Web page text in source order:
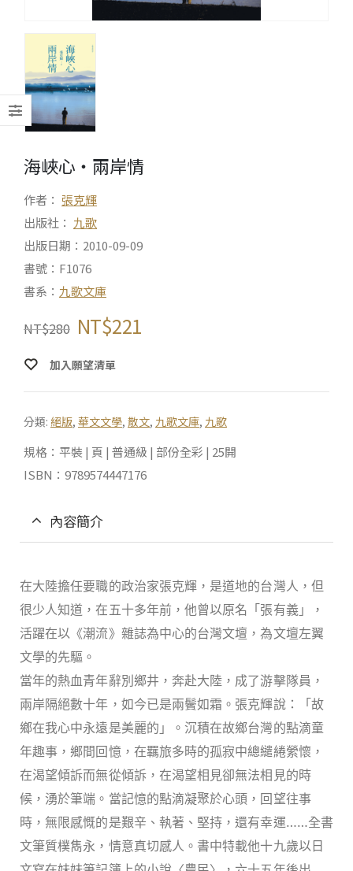
海峽心‧兩岸情
作者： 張克輝
出版社： 九歌
出版日期：2010-09-09
書號：F1076
書系： 九歌文庫
NT$280 NT$221
加入願望清單
分類: 絕版, 華文文學, 散文, 九歌文庫, 九歌
規格：平裝 | 頁 | 普通級 | 部份全彩 | 25開
ISBN：9789574447176
內容簡介
在大陸擔任要職的政治家張克輝，是道地的台灣人，但
很少人知道，在五十多年前，他曾以原名「張有義」，
活躍在以《潮流》雜誌為中心的台灣文壇，為文壇左翼
文學的先驅。
當年的熱血青年辭別鄉井，奔赴大陸，成了游擊隊員，
兩岸隔絕數十年，如今已是兩鬢如霜。張克輝說：「故
鄉在我心中永遠是美麗的」。沉積在故鄉台灣的點滴童
年趣事，鄉間回憶，在羈旅多時的孤寂中總繾綣縈懷，
在渴望傾訴而無從傾訴，在渴望相見卻無法相見的時
候，湧於筆端。當記憶的點滴凝聚於心頭，回望往事
時，無限感慨的是艱辛、執著、堅持，還有幸運……全書
文筆質樸雋永，情意真切感人。書中特載他十九歲以日